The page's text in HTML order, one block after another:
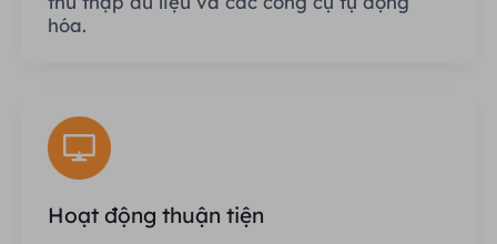
hóa.
Hoạt động thuận tiện